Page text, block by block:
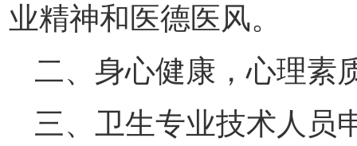
业精神和医德医风。
二、身心健康，心理素
三、卫生专业技术人员